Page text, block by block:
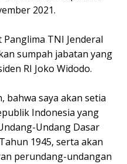
2021.
TNI Jenderal
sumpah jabatan yang
RI Joko Widodo.
bahwa saya akan setia
Indonesia yang
Undang Dasar
1945, serta akan
perundang-undangan